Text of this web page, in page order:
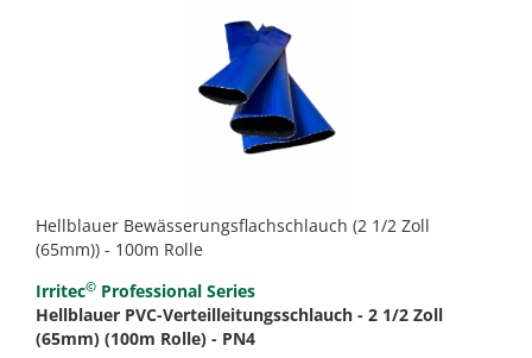
Hellblauer Bewässerungsflachschlauch (2 1/2 Zoll
(65mm)) - 100m Rolle
Irritec© Professional Series
Hellblauer PVC-Verteilleitungsschlauch - 2 1/2 Zoll
(65mm) (100m Rolle) - PN4